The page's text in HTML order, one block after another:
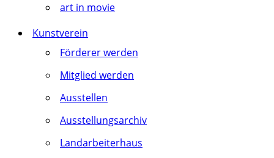
art in movie
Kunstverein
Förderer werden
Mitglied werden
Ausstellen
Ausstellungsarchiv
Landarbeiterhaus